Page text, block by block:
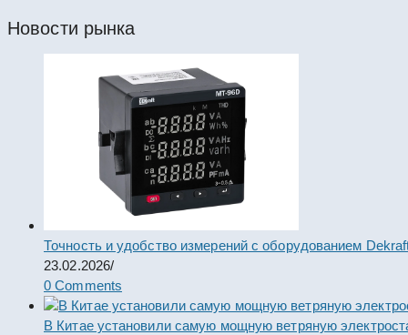
Новости рынка
Точность и удобство измерений с оборудованием
23.02.2026/
0 Comments
В Китае установили самую мощную ветряную